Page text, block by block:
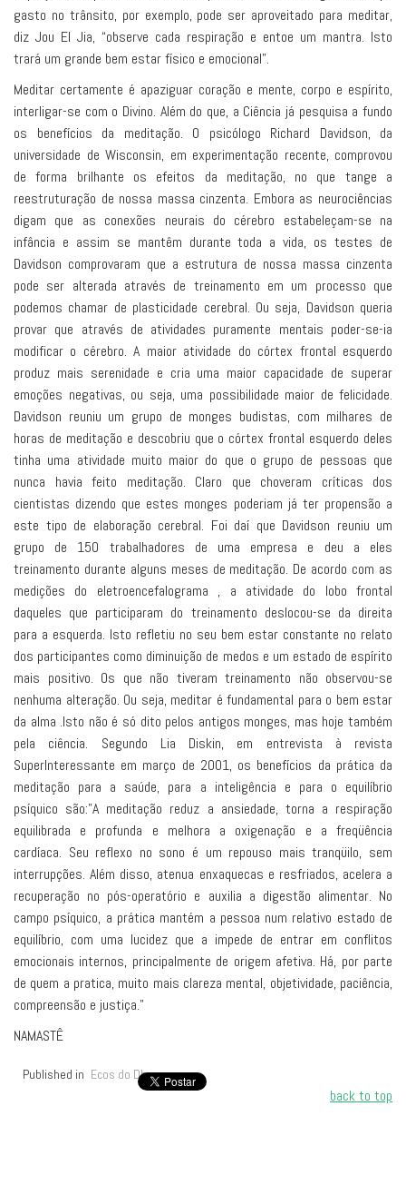
gasto no trânsito, por exemplo, pode ser aproveitado para meditar,
diz Jou El Jia, “observe cada respiração e entoe um mantra. Isto
trará um grande bem estar físico e emocional”.
Meditar certamente é apaziguar coração e mente, corpo e espírito,
interligar-se com o Divino. Além do que, a Ciência já pesquisa a fundo
os benefícios da meditação. O psicólogo Richard Davidson, da
universidade de Wisconsin, em experimentação recente, comprovou
de forma brilhante os efeitos da meditação, no que tange a
reestruturação de nossa massa cinzenta. Embora as neurociências
digam que as conexões neurais do cérebro estabeleçam-se na
infância e assim se mantêm durante toda a vida, os testes de
Davidson comprovaram que a estrutura de nossa massa cinzenta
pode ser alterada através de treinamento em um processo que
podemos chamar de plasticidade cerebral. Ou seja, Davidson queria
provar que através de atividades puramente mentais poder-se-ia
modificar o cérebro. A maior atividade do córtex frontal esquerdo
produz mais serenidade e cria uma maior capacidade de superar
emoções negativas, ou seja, uma possibilidade maior de felicidade.
Davidson reuniu um grupo de monges budistas, com milhares de
horas de meditação e descobriu que o córtex frontal esquerdo deles
tinha uma atividade muito maior do que o grupo de pessoas que
nunca havia feito meditação. Claro que choveram críticas dos
cientistas dizendo que estes monges poderiam já ter propensão a
este tipo de elaboração cerebral. Foi daí que Davidson reuniu um
grupo de 150 trabalhadores de uma empresa e deu a eles
treinamento durante alguns meses de meditação. De acordo com as
medições do eletroencefalograma , a atividade do lobo frontal
daqueles que participaram do treinamento deslocou-se da direita
para a esquerda. Isto refletiu no seu bem estar constante no relato
dos participantes como diminuição de medos e um estado de espírito
mais positivo. Os que não tiveram treinamento não observou-se
nenhuma alteração. Ou seja, meditar é fundamental para o bem estar
da alma .Isto não é só dito pelos antigos monges, mas hoje também
pela ciência. Segundo Lia Diskin, em entrevista à revista
SuperInteressante em março de 2001, os benefícios da prática da
meditação para a saúde, para a inteligência e para o equilíbrio
psíquico são:"A meditação reduz a ansiedade, torna a respiração
equilibrada e profunda e melhora a oxigenação e a freqüência
cardíaca. Seu reflexo no sono é um repouso mais tranqüilo, sem
interrupções. Além disso, atenua enxaquecas e resfriados, acelera a
recuperação no pós-operatório e auxilia a digestão alimentar. No
campo psíquico, a prática mantém a pessoa num relativo estado de
equilíbrio, com uma lucidez que a impede de entrar em conflitos
emocionais internos, principalmente de origem afetiva. Há, por parte
de quem a pratica, muito mais clareza mental, objetividade, paciência,
compreensão e justiça."
NAMASTÊ
Published in Ecos do Dharma
back to top